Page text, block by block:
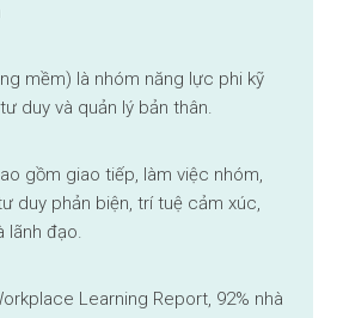
mềm) là nhóm năng lực phi kỹ
duy và quản lý bản thân.
gồm giao tiếp, làm việc nhóm,
duy phản biện, trí tuệ cảm xúc,
lãnh đạo.
Learning Report, 92% nhà